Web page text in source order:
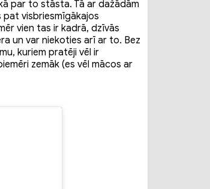
par to stāsta. Tā ar dažādām
pat visbriesmīgākajos
vien tas ir kadrā, dzīvās
un var niekoties arī ar to. Bez
kuriem pratēji vēl ir
zemāk (es vēl mācos ar